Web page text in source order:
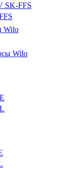
SK-FFS
Wilo
Wilo